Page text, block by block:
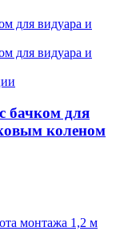
бачком для
коленом